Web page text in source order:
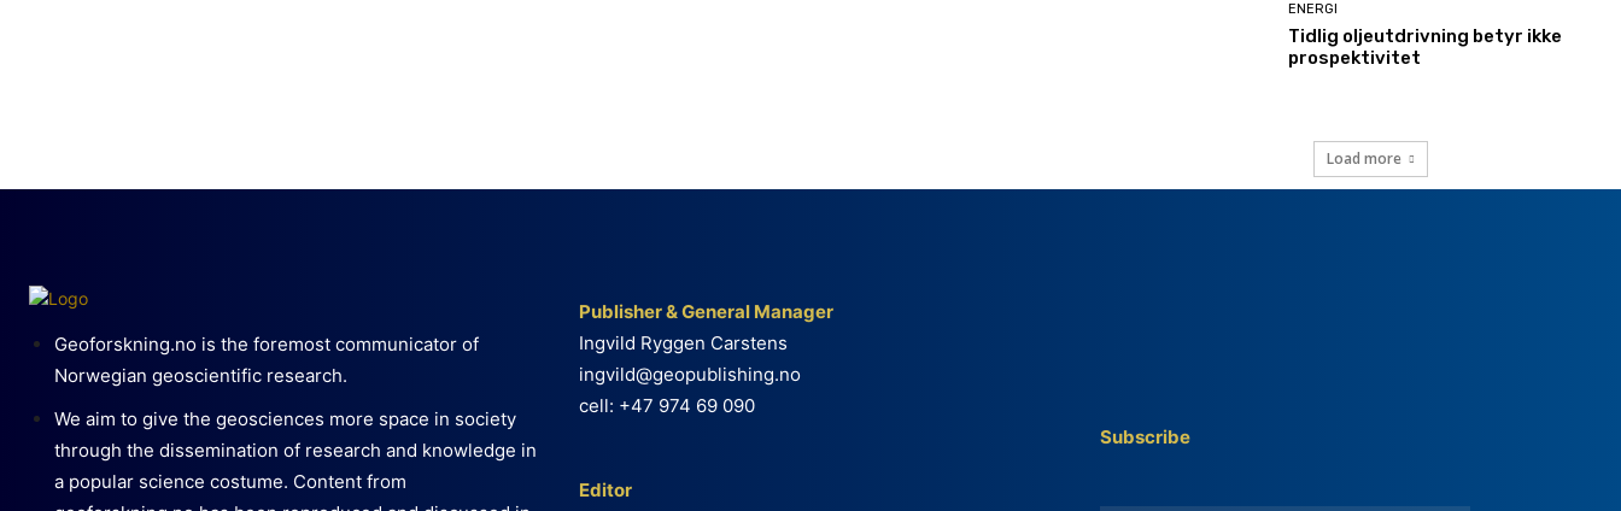
ENERGI
Tidlig oljeutdrivning betyr ikke
prospektivitet
Load more
Geoforskning.no is the foremost communicator of
Norwegian geoscientific research.
We aim to give the geosciences more space in society
through the dissemination of research and knowledge in
a popular science costume. Content from
Publisher & General Manager
Ingvild Ryggen Carstens
ingvild@geopublishing.no
cell: +47 974 69 090
Editor
Subscribe